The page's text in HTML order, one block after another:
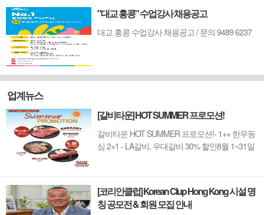
"대교 홍콩" 수업강사 채용공고
대교 홍콩 수업강사 채용공고 / 문의 9489 6237
업계뉴스
[갈비타운] HOT SUMMER 프로모션!
갈비타운 HOT SUMMER 프로모션!- 1++ 한우등
심 2+1 - LA갈비, 우대갈비 30% 할인8월 1~31일
[코리안클럽] Korean Clup Hong Kong 시설 명
칭 공모전 & 회원 모집 안내